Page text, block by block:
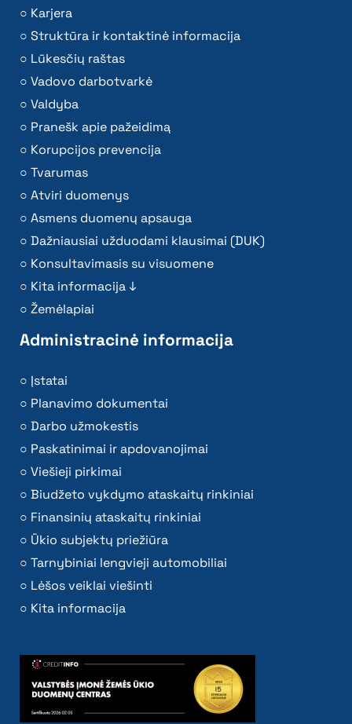
Karjera
Struktūra ir kontaktinė informacija
Lūkesčių raštas
Vadovo darbotvarkė
Valdyba
Pranešk apie pažeidimą
Korupcijos prevencija
Tvarumas
Atviri duomenys
Asmens duomenų apsauga
Dažniausiai užduodami klausimai (DUK)
Konsultavimasis su visuomene
Kita informacija ↓
Žemėlapiai
Administracinė informacija
Įstatai
Planavimo dokumentai
Darbo užmokestis
Paskatinimai ir apdovanojimai
Viešieji pirkimai
Biudžeto vykdymo ataskaitų rinkiniai
Finansinių ataskaitų rinkiniai
Ūkio subjektų priežiūra
Tarnybiniai lengvieji automobiliai
Lėšos veiklai viešinti
Kita informacija